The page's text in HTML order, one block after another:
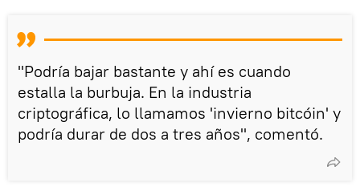
"Podría bajar bastante y ahí es cuando
estalla la burbuja. En la industria
criptográfica, lo llamamos 'invierno bitcóin' y
podría durar de dos a tres años", comentó.